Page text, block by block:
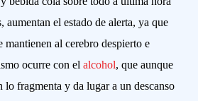
aumentan el estado de alerta, ya que
mantienen al cerebro despierto e
ocurre con elalcohol, que aunque
lo fragmenta y da lugar a un descanso